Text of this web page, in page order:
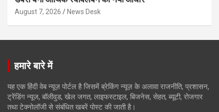
August 7, 2026 News Desk
हमारे बारे में
यह एक हिंदी वेब न्यूज़ पोर्टल है जिसमें ब्रेकिंग न्यूज़ के अलावा राजनीति, प्रशासन,
ट्रेंडिंग न्यूज, बॉलीवुड, खेल जगत, लाइफस्टाइल, बिजनेस, सेहत, ब्यूटी, रोजगार
तथा टेक्नोलॉजी से संबंधित खबरें पोस्ट की जाती है।